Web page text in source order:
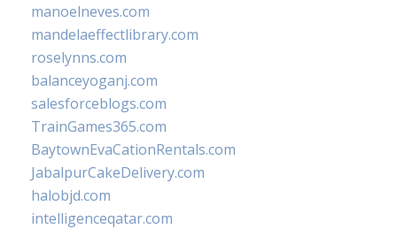
manoelneves.com
mandelaeffectlibrary.com
roselynns.com
balanceyoganj.com
salesforceblogs.com
TrainGames365.com
BaytownEvaCationRentals.com
JabalpurCakeDelivery.com
halobjd.com
intelligenceqatar.com